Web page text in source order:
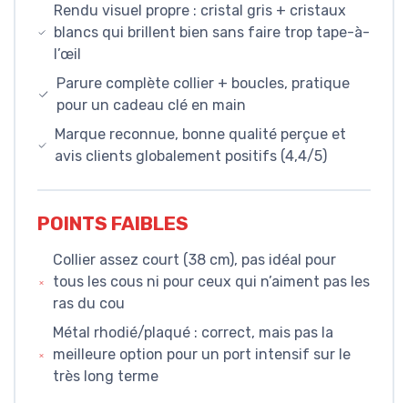
Rendu visuel propre : cristal gris + cristaux
blancs qui brillent bien sans faire trop tape-à-
l’œil
Parure complète collier + boucles, pratique
pour un cadeau clé en main
Marque reconnue, bonne qualité perçue et
avis clients globalement positifs (4,4/5)
POINTS FAIBLES
Collier assez court (38 cm), pas idéal pour
tous les cous ni pour ceux qui n’aiment pas les
ras du cou
Métal rhodié/plaqué : correct, mais pas la
meilleure option pour un port intensif sur le
très long terme